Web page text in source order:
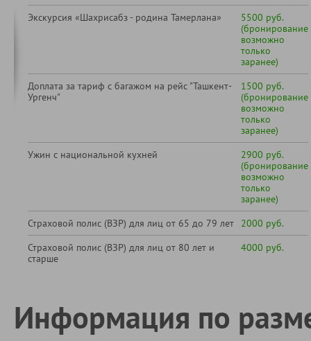
Экскурсия «Шахрисабз - родина Тамерлана»
5500 руб.
(бронирование
возможно
только
заранее)
Доплата за тариф с багажом на рейс "Ташкент-
Ургенч"
1500 руб.
(бронирование
возможно
только
заранее)
Ужин с национальной кухней
2900 руб.
(бронирование
возможно
только
заранее)
Страховой полис (ВЗР) для лиц от 65 до 79 лет
2000 руб.
Страховой полис (ВЗР) для лиц от 80 лет и
старше
4000 руб.
Информация по